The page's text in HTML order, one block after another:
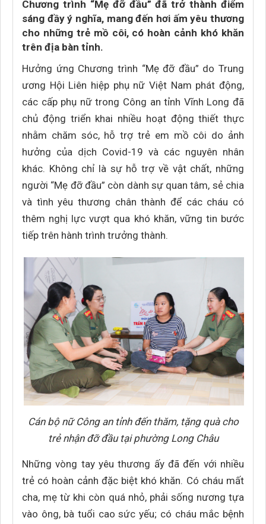
Chương trình “Mẹ đỡ đầu” đã trở thành điểm
sáng đầy ý nghĩa, mang đến hơi ấm yêu thương
cho những trẻ mồ côi, có hoàn cảnh khó khăn
trên địa bàn tỉnh.
Hưởng ứng Chương trình “Mẹ đỡ đầu” do Trung
ương Hội Liên hiệp phụ nữ Việt Nam phát động,
các cấp phụ nữ trong Công an tỉnh Vĩnh Long đã
chủ động triển khai nhiều hoạt động thiết thực
nhằm chăm sóc, hỗ trợ trẻ em mồ côi do ảnh
hưởng của dịch Covid-19 và các nguyên nhân
khác. Không chỉ là sự hỗ trợ về vật chất, những
người “Mẹ đỡ đầu” còn dành sự quan tâm, sẻ chia
và tình yêu thương chân thành để các cháu có
thêm nghị lực vượt qua khó khăn, vững tin bước
tiếp trên hành trình trưởng thành.
Cán bộ nữ Công an tỉnh đến thăm, tặng quà cho
trẻ nhận đỡ đầu tại phường Long Châu
Những vòng tay yêu thương ấy đã đến với nhiều
trẻ có hoàn cảnh đặc biệt khó khăn. Có cháu mất
cha, mẹ từ khi còn quá nhỏ, phải sống nương tựa
vào ông, bà tuổi cao sức yếu; có cháu mắc bệnh